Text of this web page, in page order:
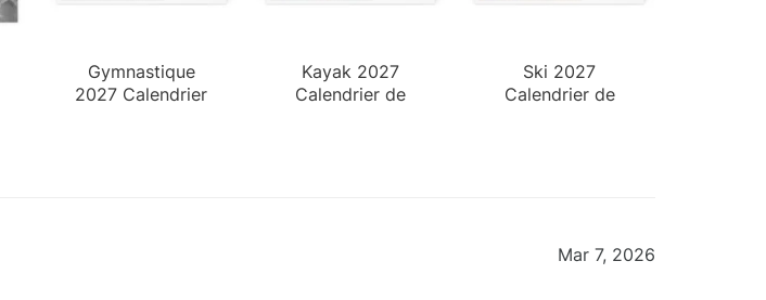
Gymnastique
2027 Calendrier
Kayak 2027
Calendrier de
Ski 2027
Calendrier de
Mar 7, 2026